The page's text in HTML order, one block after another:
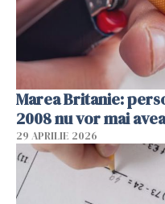
Marea Britanie:
2008 nu vor mai
29 APRILIE 2026